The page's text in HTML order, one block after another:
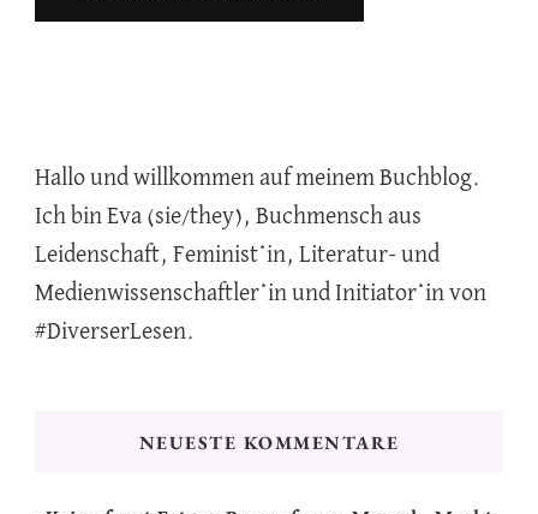
Hallo und willkommen auf meinem Buchblog.
Ich bin Eva (sie/they), Buchmensch aus
Leidenschaft, Feminist*in, Literatur- und
Medienwissenschaftler*in und Initiator*in von
#DiverserLesen.
NEUESTE KOMMENTARE